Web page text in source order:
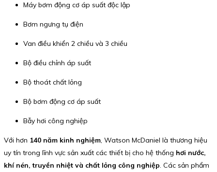
Máy bơm động cơ áp suất độc lập
Bơm ngưng tụ điện
Van điều khiển 2 chiều và 3 chiều
Bộ điều chỉnh áp suất
Bộ thoát chất lỏng
Bộ bơm động cơ áp suất
Bẫy hơi công nghiệp
Với hơn 140 năm kinh nghiệm, Watson McDaniel là thương hiệu
uy tín trong lĩnh vực sản xuất các thiết bị cho hệ thống hơi nước,
khí nén, truyền nhiệt và chất lỏng công nghiệp. Các sản phẩm